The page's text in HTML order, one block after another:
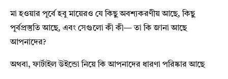
মা হওয়ার পূর্বে হবু মায়েরও যে কিছু অবশ্যকরণীয় আছে, কিছু
পূর্বপ্রস্তুতি আছে, এবং সেগুলো কী কী— তা কি জানা আছে
আপনাদের?
অথবা, ফার্টাইল উইন্ডো নিয়ে কি আপনাদের ধারণা পরিষ্কার আছে